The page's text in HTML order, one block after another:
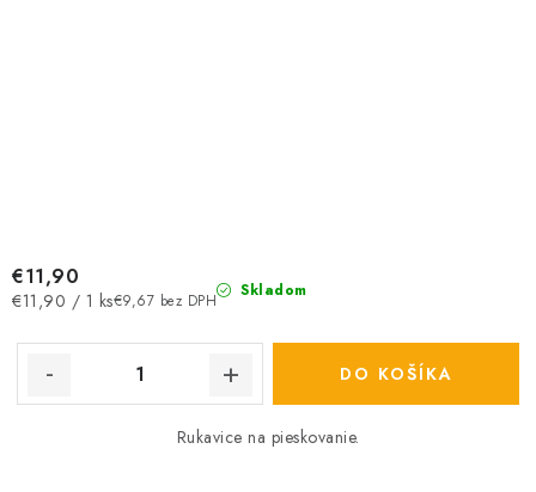
Skladom
€9,67 bez DPH
€11,90
Jednotková
€11,90 / 1 ks
DO KOŠÍKA
Rukavice na pieskovanie.